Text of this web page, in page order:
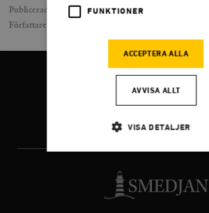
Publicerad
13 augusti 2024
Författare
FÖLJ OSS
FUNKTIONER
ACCEPTERA ALLA
AVVISA ALLT
VISA DETALJER
Strikt nödvändigt Analys
Marknadsföring